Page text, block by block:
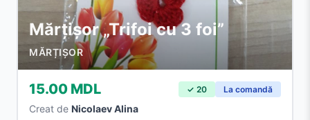
Mărțișor „Trifoi cu 3 foi”
MĂRȚIȘOR
15.00 MDL ✓ 20 La comandă
Creat de Nicolaev Alina